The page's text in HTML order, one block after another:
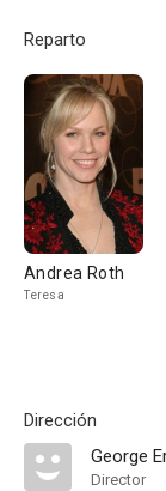
Reparto
Andrea Roth
Teresa
Dirección
Director